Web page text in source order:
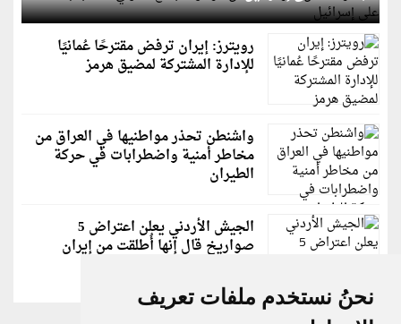
نحنُ نستخدم ملفات تعريف
رويترز: إيران ترفض مقترحًا عُمانيًا
للإدارة المشتركة لمضيق هرمز
واشنطن تحذر مواطنيها في العراق من
مخاطر أمنية واضطرابات في حركة
الطيران
الجيش الأردني يعلن اعتراض 5
صواريخ قال إنها أُطلقت من إيران